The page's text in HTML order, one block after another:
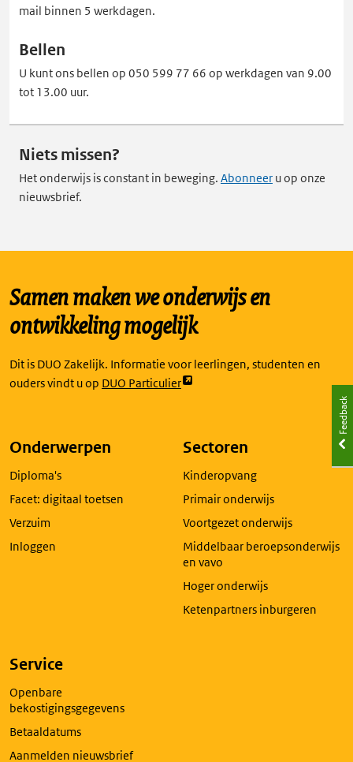
mail binnen 5 werkdagen.
Bellen
U kunt ons bellen op 050 599 77 66 op werkdagen van 9.00
tot 13.00 uur.
Niets missen?
Het onderwijs is constant in beweging. Abonneer u op onze
nieuwsbrief.
Samen maken we onderwijs en
ontwikkeling mogelijk
Dit is DUO Zakelijk. Informatie voor leerlingen, studenten en
ouders vindt u op DUO Particulier
Link
in
nieuw
Onderwerpen
Diploma's
Facet: digitaal toetsen
Verzuim
Inloggen
Sectoren
Kinderopvang
Primair onderwijs
Voortgezet onderwijs
Middelbaar beroepsonderwijs
en vavo
Hoger onderwijs
Ketenpartners inburgeren
Service
Openbare
bekostigingsgegevens
Betaaldatums
Aanmelden nieuwsbrief
Feedback